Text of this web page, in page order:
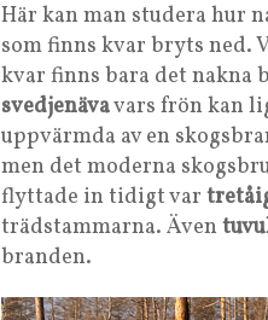
Här kan man studera hur
som finns kvar bryts ned.
kvar finns bara det nakna
svedjenävavars frön kan
uppvärmda av en
men det moderna
flyttade in tidigt var
trädstammarna. Även
branden.